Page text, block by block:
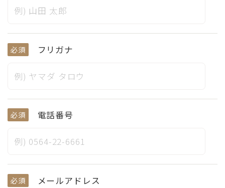
必須 フリガナ
必須 電話番号
必須 メールアドレス